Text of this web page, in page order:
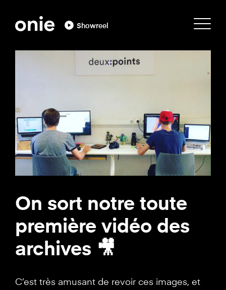
Showreel
On sort notre toute
première vidéo des
archives 🎥
C’est très amusant de revoir ces images, et